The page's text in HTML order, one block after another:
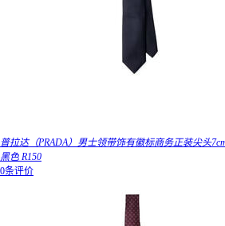
普拉达（PRADA）男士领带饰有徽标商务正装尖头
黑色 R150
0条评价